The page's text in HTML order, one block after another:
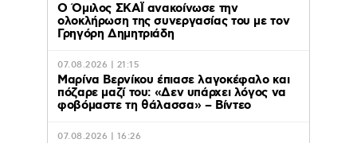
Ο Όμιλος ΣΚΑΪ ανακοίνωσε την
ολοκλήρωση της συνεργασίας του με τον
Γρηγόρη Δημητριάδη
07.08.2026 | 21:15
Μαρίνα Βερνίκου έπιασε λαγοκέφαλο και
πόζαρε μαζί του: «Δεν υπάρχει λόγος να
φοβόμαστε τη θάλασσα» – Βίντεο
07.08.2026 | 16:26